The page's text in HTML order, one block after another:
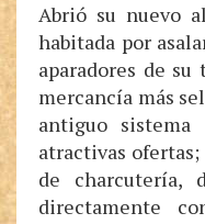
Abrió su nuevo
habitada por
aparadores de
mercancía más
antiguo
atractivas
de charcutería,
directamente